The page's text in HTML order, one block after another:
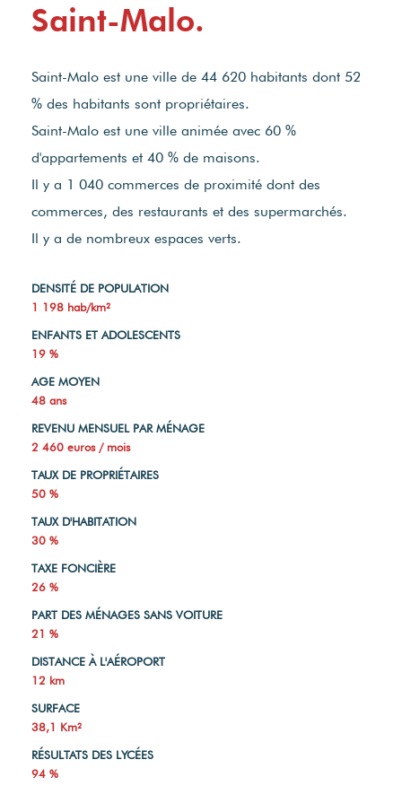
Saint-Malo.
Saint-Malo est une ville de 44 620 habitants dont 52
% des habitants sont propriétaires.
Saint-Malo est une ville animée avec 60 %
d'appartements et 40 % de maisons.
Il y a 1 040 commerces de proximité dont des
commerces, des restaurants et des supermarchés.
Il y a de nombreux espaces verts.
DENSITÉ DE POPULATION
1 198 hab/km²
ENFANTS ET ADOLESCENTS
19 %
AGE MOYEN
48 ans
REVENU MENSUEL PAR MÉNAGE
2 460 euros / mois
TAUX DE PROPRIÉTAIRES
50 %
TAUX D'HABITATION
30 %
TAXE FONCIÈRE
26 %
PART DES MÉNAGES SANS VOITURE
21 %
DISTANCE À L'AÉROPORT
12 km
SURFACE
38,1 Km²
RÉSULTATS DES LYCÉES
94 %